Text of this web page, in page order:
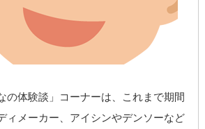
の体験談」コーナーは、これまで期間
ィメーカー、アイシンやデンソーなど